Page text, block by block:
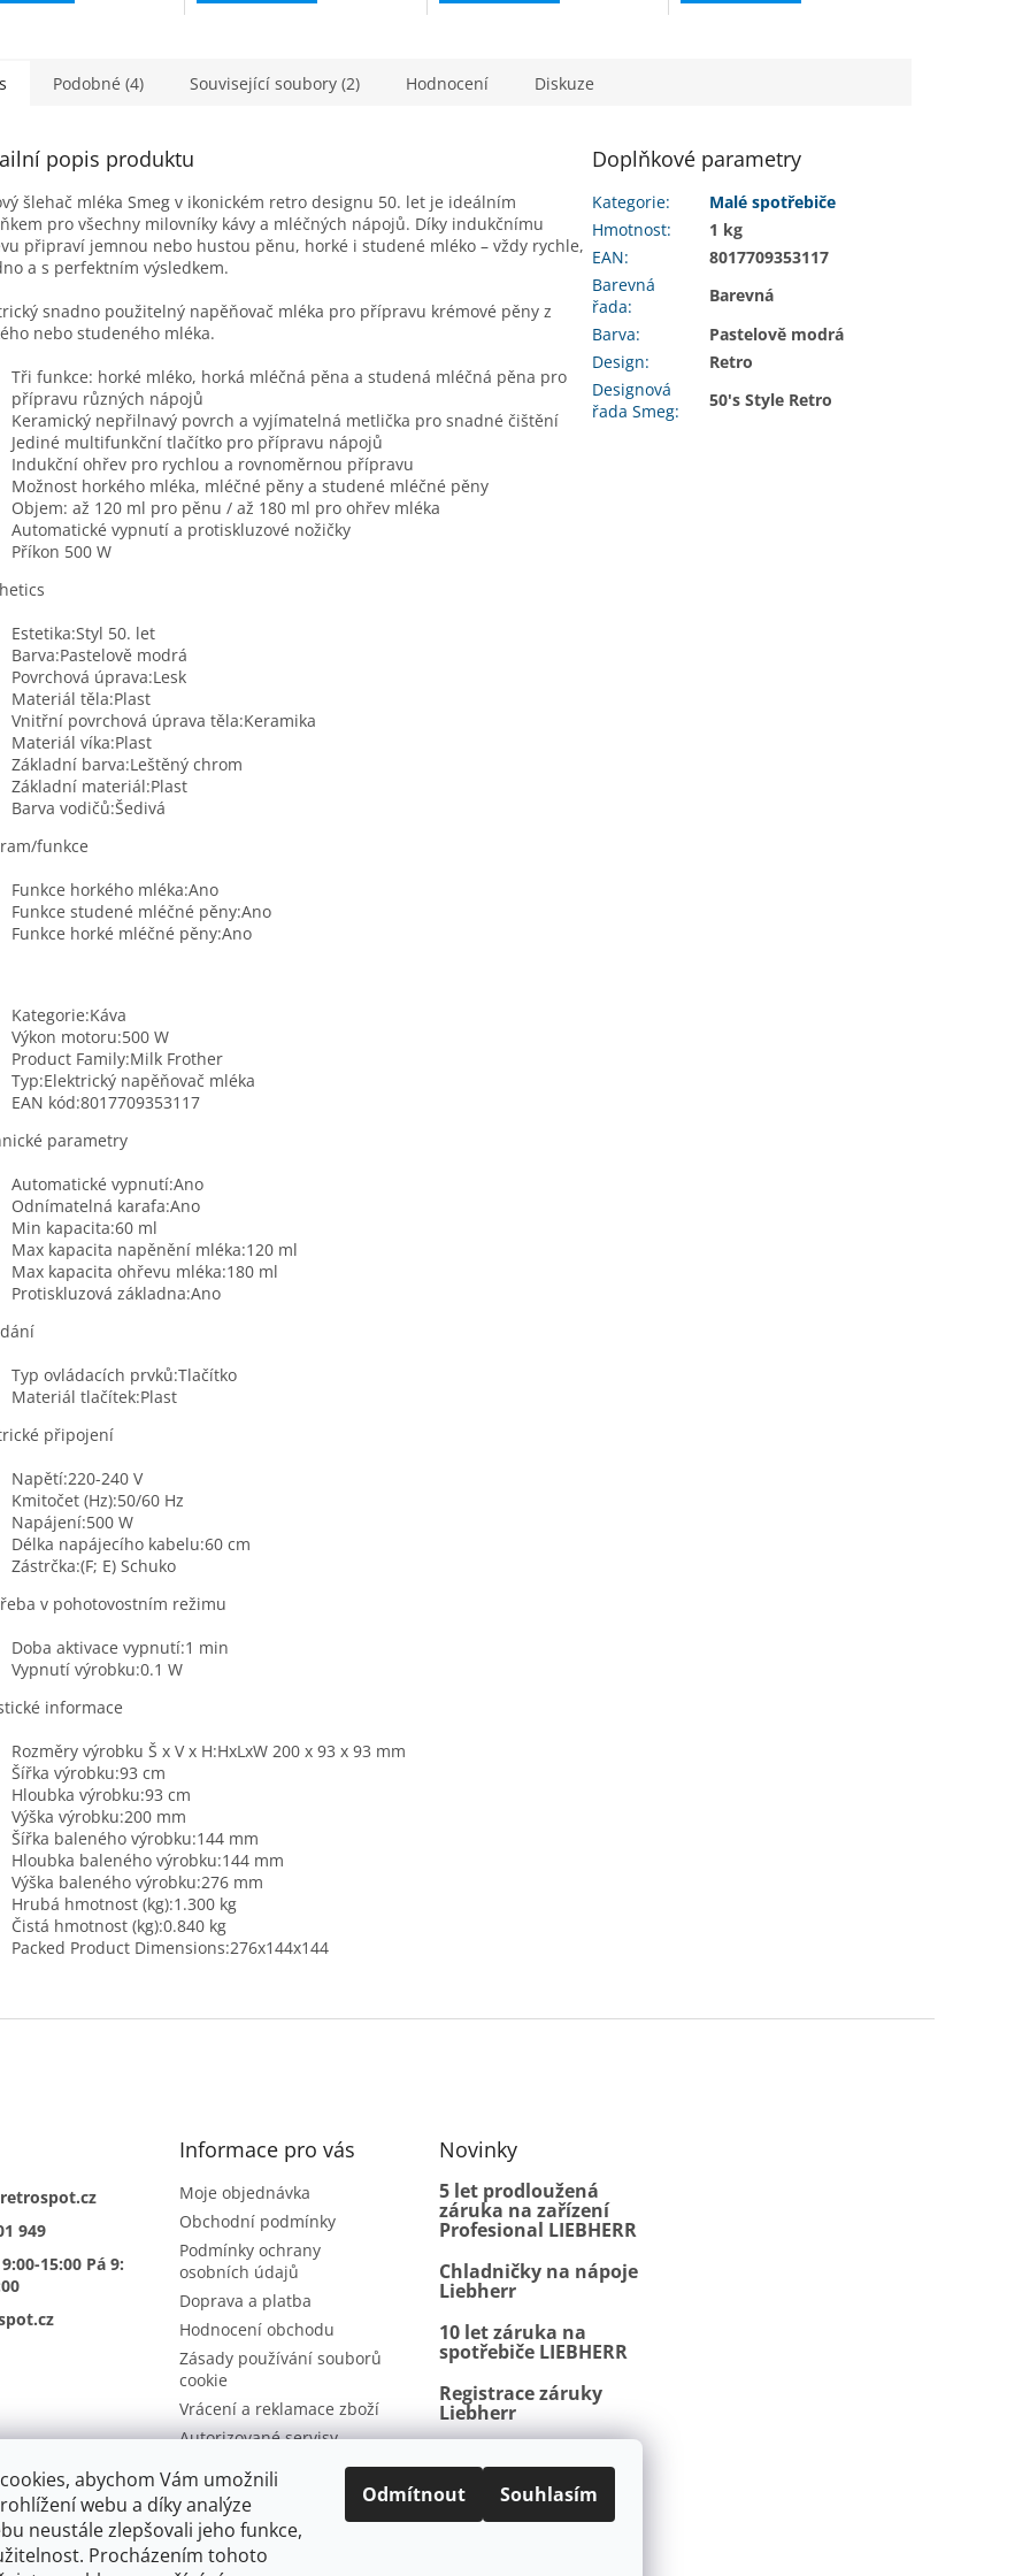
abychom Vám umožnili
webu a díky analýze
neustále zlepšovali jeho funkce,
Procházením tohoto
Odmítnout Souhlasím
Podobné (4) Související soubory (2) Hodnocení Diskuze
popis produktu
šlehač mléka Smeg v ikonickém retro designu 50. let je ideálním
pro všechny milovníky kávy a mléčných nápojů. Díky indukčnímu
připraví jemnou nebo hustou pěnu, horké i studené mléko – vždy rychle,
a s perfektním výsledkem.
snadno použitelný napěňovač mléka pro přípravu krémové pěny z
nebo studeného mléka.
Tři funkce: horké mléko, horká mléčná pěna a studená mléčná pěna pro
přípravu různých nápojů
Keramický nepřilnavý povrch a vyjímatelná metlička pro snadné čištění
Jediné multifunkční tlačítko pro přípravu nápojů
Indukční ohřev pro rychlou a rovnoměrnou přípravu
Možnost horkého mléka, mléčné pěny a studené mléčné pěny
Objem: až 120 ml pro pěnu / až 180 ml pro ohřev mléka
Automatické vypnutí a protiskluzové nožičky
Příkon 500 W
Estetika:Styl 50. let
Barva:Pastelově modrá
Povrchová úprava:Lesk
Materiál těla:Plast
Vnitřní povrchová úprava těla:Keramika
Materiál víka:Plast
Základní barva:Leštěný chrom
Základní materiál:Plast
Barva vodičů:Šedivá
funkce
Funkce horkého mléka:Ano
Funkce studené mléčné pěny:Ano
Funkce horké mléčné pěny:Ano
Kategorie:Káva
Výkon motoru:500 W
Product Family:Milk Frother
Typ:Elektrický napěňovač mléka
EAN kód:8017709353117
parametry
Automatické vypnutí:Ano
Odnímatelná karafa:Ano
Min kapacita:60 ml
Max kapacita napěnění mléka:120 ml
Max kapacita ohřevu mléka:180 ml
Protiskluzová základna:Ano
Typ ovládacích prvků:Tlačítko
Materiál tlačítek:Plast
připojení
Napětí:220-240 V
Kmitočet (Hz):50/60 Hz
Napájení:500 W
Délka napájecího kabelu:60 cm
Zástrčka:(F; E) Schuko
v pohotovostním režimu
Doba aktivace vypnutí:1 min
Vypnutí výrobku:0.1 W
informace
Rozměry výrobku Š x V x H:HxLxW 200 x 93 x 93 mm
Šířka výrobku:93 cm
Hloubka výrobku:93 cm
Výška výrobku:200 mm
Šířka baleného výrobku:144 mm
Hloubka baleného výrobku:144 mm
Výška baleného výrobku:276 mm
Hrubá hmotnost (kg):1.300 kg
Čistá hmotnost (kg):0.840 kg
Packed Product Dimensions:276x144x144
Doplňkové parametry
Kategorie:
Malé spotřebiče
Hmotnost:
1 kg
EAN:
8017709353117
Barevná
řada:
Barevná
Barva:
Pastelově modrá
Design:
Retro
Designová
řada Smeg:
50's Style Retro
retrospot.cz
949
15:00 Pá 9:
Informace pro vás
Moje objednávka
Obchodní podmínky
Podmínky ochrany
osobních údajů
Doprava a platba
Hodnocení obchodu
Zásady používání souborů
cookie
Vrácení a reklamace zboží
Autorizované servisy
Kontakty
Novinky
5 let prodloužená
záruka na zařízení
Profesional LIEBHERR
Chladničky na nápoje
Liebherr
10 let záruka na
spotřebiče LIEBHERR
Registrace záruky
Liebherr
další pojmy
Vrácení a reklamace Ochrana osobních údajů